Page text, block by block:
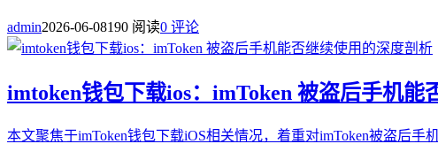
admin2026-06-08190 阅读0 评论
imtoken钱包下载ios：imToken 被盗后手机能
本文聚焦于imToken钱包下载iOS相关情况，着重对imToken被盗后